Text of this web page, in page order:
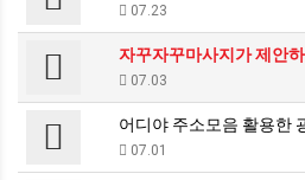
07.23
자꾸자꾸마사지가 제안
07.03
어디야 주소모음 활용한
07.01